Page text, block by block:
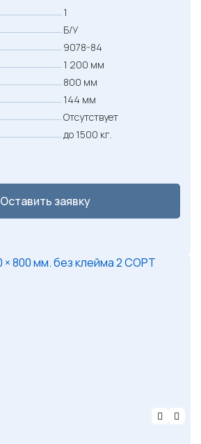
щ
а
я
ц
е
:
4
1
Б/У
9078-84
1 200 мм
800 мм
144 мм
Отсутствует
до 1500 кг.
Оставить заявку